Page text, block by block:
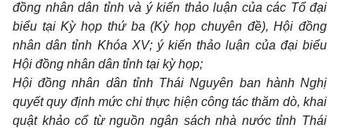
đồng nhân dân tỉnh và ý kiến thảo luận của các Tổ đại
biểu tại Kỳ họp thứ ba (Kỳ họp chuyên đề), Hội đồng
nhân dân tỉnh Khóa XV; ý kiến thảo luận của đại biểu
Hội đồng nhân dân tỉnh tại kỳ họp;
Hội đồng nhân dân tỉnh Thái Nguyên ban hành Nghị
quyết quy định mức chi thực hiện công tác thăm dò, khai
quật khảo cổ từ nguồn ngân sách nhà nước tỉnh Thái